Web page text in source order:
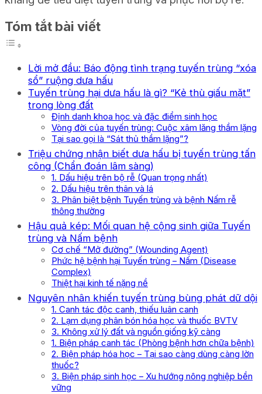
Tóm tắt bài viết
Lời mở đầu: Báo động tình trạng tuyến trùng “xóa
sổ” ruộng dưa hấu
Tuyến trùng hại dưa hấu là gì? “Kẻ thù giấu mặt”
trong lòng đất
Định danh khoa học và đặc điểm sinh học
Vòng đời của tuyến trùng: Cuộc xâm lăng thầm lặng
Tại sao gọi là “Sát thủ thầm lặng”?
Triệu chứng nhận biết dưa hấu bị tuyến trùng tấn
công (Chẩn đoán lâm sàng)
1. Dấu hiệu trên bộ rễ (Quan trọng nhất)
2. Dấu hiệu trên thân và lá
3. Phân biệt bệnh Tuyến trùng và bệnh Nấm rễ
thông thường
Hậu quả kép: Mối quan hệ cộng sinh giữa Tuyến
trùng và Nấm bệnh
Cơ chế “Mở đường” (Wounding Agent)
Phức hệ bệnh hại Tuyến trùng – Nấm (Disease
Complex)
Thiệt hại kinh tế nặng nề
Nguyên nhân khiến tuyến trùng bùng phát dữ dội
1. Canh tác độc canh, thiếu luân canh
2. Lạm dụng phân bón hóa học và thuốc BVTV
3. Không xử lý đất và nguồn giống kỹ càng
1. Biện pháp canh tác (Phòng bệnh hơn chữa bệnh)
2. Biện pháp hóa học – Tại sao càng dùng càng lờn
thuốc?
3. Biện pháp sinh học – Xu hướng nông nghiệp bền
vững